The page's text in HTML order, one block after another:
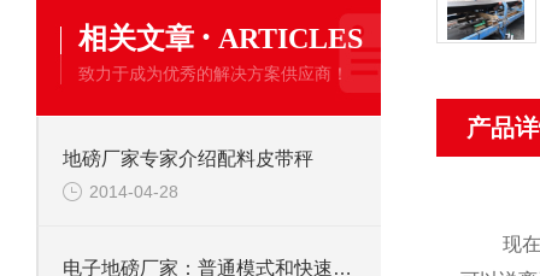
相关文章 · ARTICLES
致力于成为优秀的解决方案供应商！
地磅厂家专家介绍配料皮带秤
2014-04-28
电子地磅厂家：普通模式和快速模式响应速度的对比
产品
现